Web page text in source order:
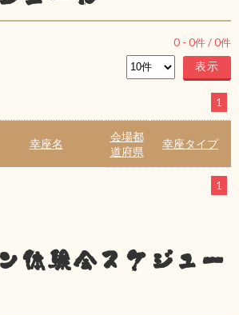
0 - 0件 /0件
1
幸座名
会場都
道府県
幸座タイプ
1
体験会スケジュー